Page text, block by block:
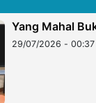
Yang Mahal
29/07/2026 - 00:37